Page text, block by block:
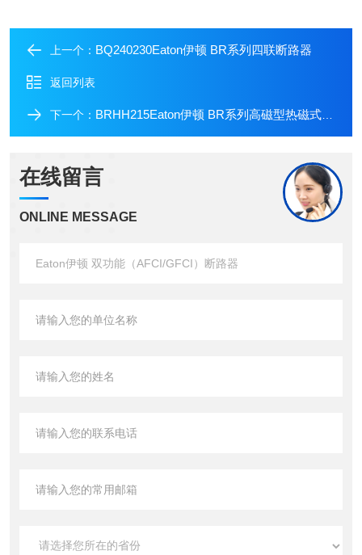
上一个： BQ240230Eaton伊顿 BR系列四联断路器
返回列表
下一个： BRHH215Eaton伊顿 BR系列高磁型热磁式断路器
在线留言
ONLINE MESSAGE